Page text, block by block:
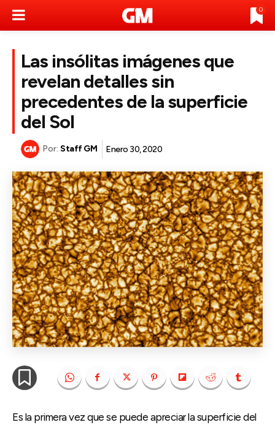
0
Las insólitas imágenes que
revelan detalles sin
precedentes de la superficie
del Sol
Por: Staff GM Enero 30, 2020
Es la primera vez que se puede apreciar la superficie del